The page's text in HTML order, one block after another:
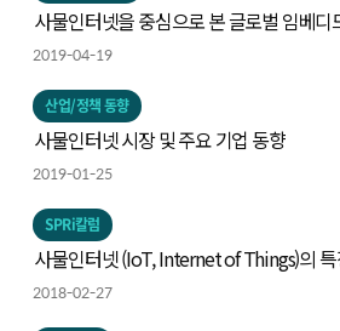
사물인터넷을 중심으로 본 글로벌 임베디
2019-04-19
산업/정책 동향
사물인터넷 시장 및 주요 기업 동향
2019-01-25
SPRi칼럼
사물인터넷 (IoT, Internet of Things)의
2018-02-27